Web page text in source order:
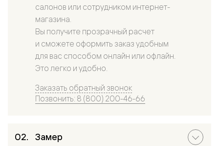
салонов или сотрудником интернет-
магазина.
Вы получите прозрачный расчет
и сможете оформить заказ удобным
для вас способом онлайн или офлайн.
Это легко и удобно.
Заказать обратный звонок
Позвонить: 8 (800) 200-46-66
Замер